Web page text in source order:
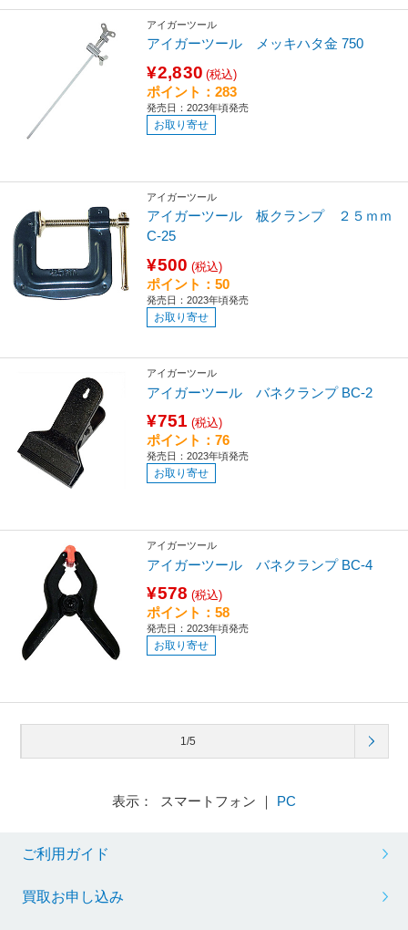
アイガーツール
アイガーツール メッキハタ金 750
¥2,830 (税込)
ポイント：283
発売日：2023年頃発売
お取り寄せ
アイガーツール
アイガーツール 板クランプ ２５ｍｍ
C-25
¥500 (税込)
ポイント：50
発売日：2023年頃発売
お取り寄せ
アイガーツール
アイガーツール バネクランプ BC-2
¥751 (税込)
ポイント：76
発売日：2023年頃発売
お取り寄せ
アイガーツール
アイガーツール バネクランプ BC-4
¥578 (税込)
ポイント：58
発売日：2023年頃発売
お取り寄せ
1/5
表示： スマートフォン ｜ PC
ご利用ガイド
買取お申し込み